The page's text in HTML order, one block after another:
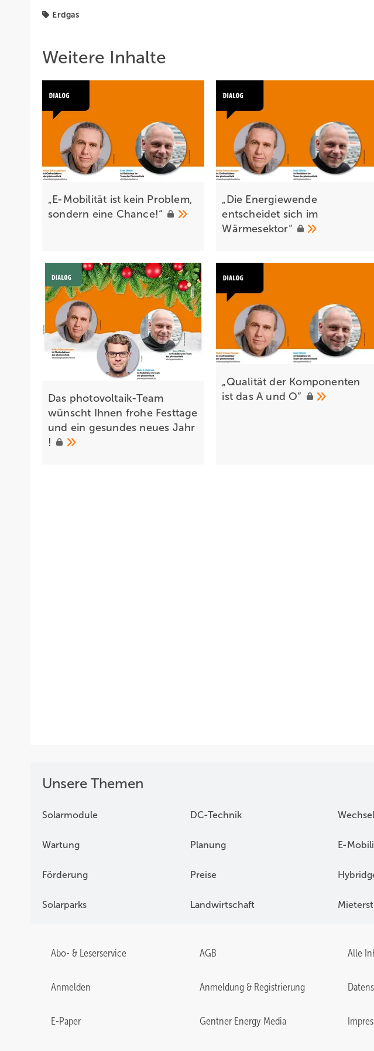
Erdgas
Weitere Inhalte
„E-Mobilität ist kein Problem,
sondern eine Chance!“
„Die Energiewende
entscheidet sich im
Wärmesektor“
Das photovoltaik-Team
wünscht Ihnen frohe Festtage
und ein gesundes neues Jahr
!
„Qualität der Komponenten
ist das A und O“
Unsere Themen
Solarmodule DC-Technik
Wartung Planung E-
Förderung Preise
Solarparks Landwirtschaft
Abo- & Leserservice AGB Alle
Anmelden Anmeldung & Registrierung
E-Paper Gentner Energy Media